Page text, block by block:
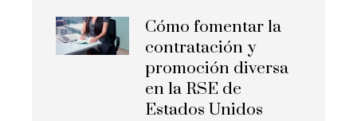
Cómo fomentar la
contratación y
promoción diversa
en la RSE de
Estados Unidos